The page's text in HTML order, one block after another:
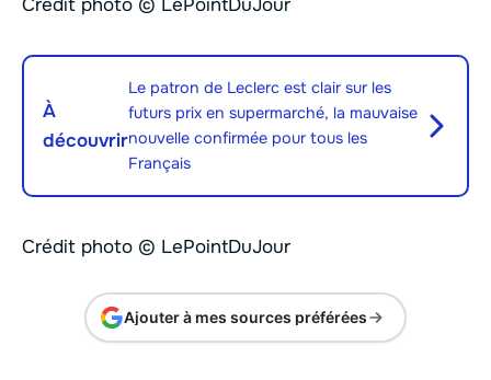
Crédit photo © LePointDuJour
À
découvrir
Le patron de Leclerc est clair sur les
futurs prix en supermarché, la mauvaise
nouvelle confirmée pour tous les
Français
Crédit photo © LePointDuJour
Ajouter à mes sources préférées